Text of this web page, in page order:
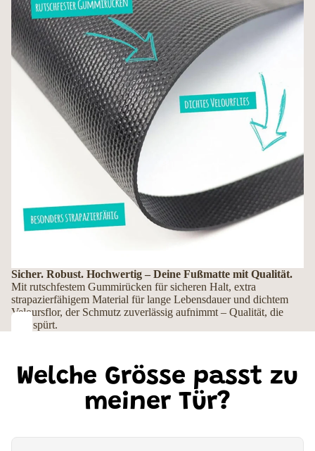
Sicher. Robust. Hochwertig – Deine Fußmatte mit Qualität.
Mit rutschfestem Gummirücken für sicheren Halt, extra
strapazierfähigem Material für lange Lebensdauer und dichtem
Veloursflor, der Schmutz zuverlässig aufnimmt – Qualität, die
man spürt.
Welche Grösse passt zu
meiner Tür?